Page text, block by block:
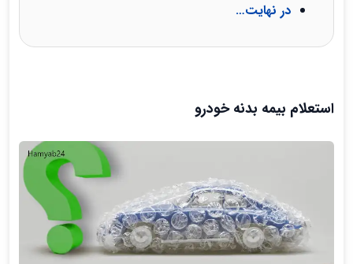
در نهایت…
استعلام بیمه بدنه خودرو